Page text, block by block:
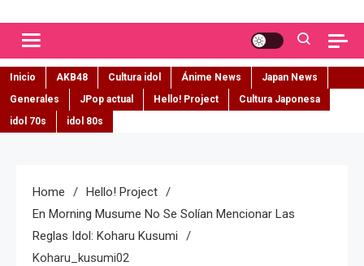
Inicio AKB48 Cultura idol Ánime News
Japan News
Generales
JPop actual Hello! Project
Cultura Japonesa
idol 70s
idol 80s
Home
Hello! Project
En Morning Musume No Se Solían Mencionar Las
Reglas Idol: Koharu Kusumi
Koharu_kusumi02